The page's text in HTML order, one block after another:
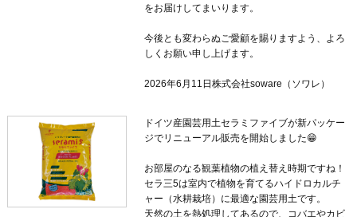
をお届けしてまいります。
今後とも変わらぬご愛顧を賜りますよう、よろ
しくお願い申し上げます。
2026年6月11日株式会社soware（ソワレ）
ドイツ産園芸用土セラミファイブが新パッケー
ジでリニューアル販売を開始しました😁
お部屋のなる観葉植物の植え替え時期ですね！
セラ三5は室内で植物を育てるハイドロカルチ
ャー（水耕栽培）に最適な園芸用土です。
天然の土を熱処理してあるので、コバエやカビ